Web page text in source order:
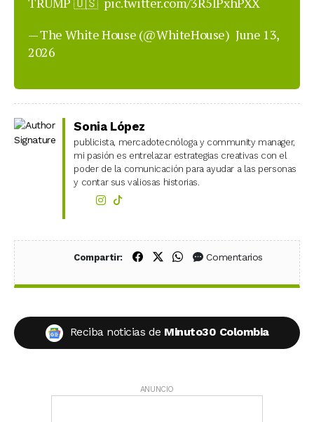
— The White House (@WhiteHouse) June 13,
2026
Sonia López
publicista, mercadotecnóloga y community manager,
mi pasión es entrelazar estrategias creativas con el
poder de la comunicación para ayudar a las personas
y contar sus valiosas historias.
Compartir: Compartir en Facebook
Compartir en X (Twitter)
Compartir en WhatsApp
Comentarios
Reciba noticias de Minuto30 Colombia
ANUNCIO